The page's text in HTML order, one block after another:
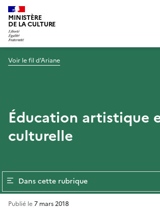
MINISTÈRE
DE LA CULTURE
Voir le fil d’Ariane
Éducation artistique
culturelle
Dans cette rubrique
Publié le7 mars 2018